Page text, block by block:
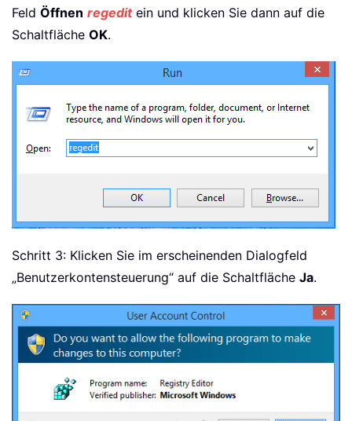
Feld Öffnen regeditein und klicken Sie dann auf die
Schaltfläche OK.
Schritt 3: Klicken Sie im erscheinenden Dialogfeld
„Benutzerkontensteuerung“ auf die Schaltfläche Ja.